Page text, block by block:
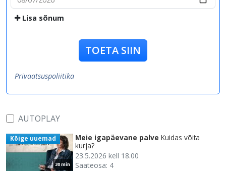
Lisa sõnum
TOETA SIIN
Privaatsuspoliitika
AUTOPLAY
30 min
Kõige uuemad Meie igapäevane palve Kuidas võita
kurja?
23.5.2026 kell 18.00
Saateosa: 4